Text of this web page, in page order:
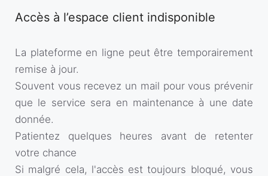
Accès à l’espace client indisponible
La plateforme en ligne peut être temporairement
remise à jour.
Souvent vous recevez un mail pour vous prévenir
que le service sera en maintenance à une date
donnée.
Patientez quelques heures avant de retenter
votre chance
Si malgré cela, l'accès est toujours bloqué, vous